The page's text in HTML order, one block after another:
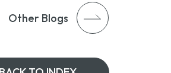
Other Blogs